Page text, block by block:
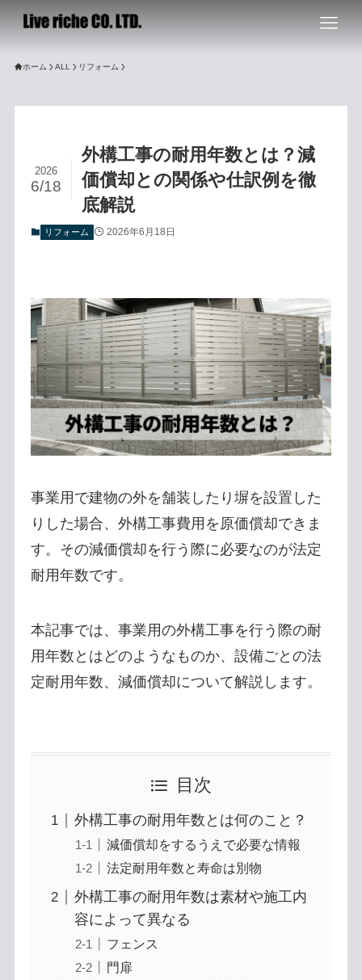
ホーム ALL リフォーム
外構工事の耐用年数とは？減
価償却との関係や仕訳例を徹
底解説
2026
6/18
リフォーム 2026年6月18日
事業用で建物の外を舗装したり塀を設置した
りした場合、外構工事費用を原価償却できま
す。その減価償却を行う際に必要なのが法定
耐用年数です。
本記事では、事業用の外構工事を行う際の耐
用年数とはどのようなものか、設備ごとの法
定耐用年数、減価償却について解説します。
目次
外構工事の耐用年数とは何のこと？
減価償却をするうえで必要な情報
法定耐用年数と寿命は別物
外構工事の耐用年数は素材や施工内
容によって異なる
フェンス
門扉